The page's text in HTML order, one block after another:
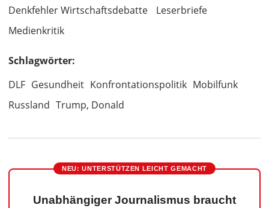
Denkfehler Wirtschaftsdebatte
Leserbriefe
Medienkritik
Schlagwörter:
DLF Gesundheit Konfrontationspolitik Mobilfunk
Russland Trump, Donald
NEU: UNTERSTÜTZEN LEICHT GEMACHT
Unabhängiger Journalismus braucht